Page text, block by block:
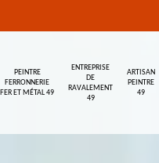
PEINTRE
FERRONNERIE
FER ET MÉTAL 49
ENTREPRISE
DE
RAVALEMENT
49
ARTISAN
PEINTRE
49